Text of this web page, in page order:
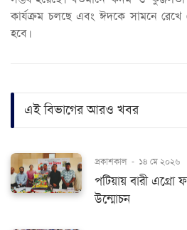
কার্যক্রম চলছে এবং ঈদকে সামনে
হবে।
এই বিভাগের আরও খবর
প্রকাশকাল - ১৪ মে ২০২৬
পটিয়ায় বারী এগ্রো
উন্মোচন